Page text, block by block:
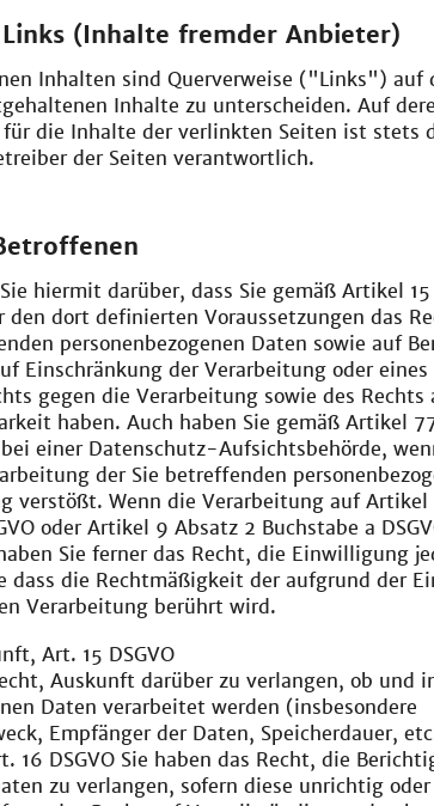
(Inhalte fremder Anbieter)
Inhalten sind Querverweise ("Links") auf
Inhalte zu unterscheiden. Auf
für die Inhalte der verlinkten Seiten ist stets
der Seiten verantwortlich.
hiermit darüber, dass Sie gemäß Artikel 15
den dort definierten Voraussetzungen das
personenbezogenen Daten sowie auf
Einschränkung der Verarbeitung oder eines
gegen die Verarbeitung sowie des Rechts
haben. Auch haben Sie gemäß Artikel
einer Datenschutz-Aufsichtsbehörde,
der Sie betreffenden
verstößt. Wenn die Verarbeitung auf Artikel
oder Artikel 9 Absatz 2 Buchstabe a
Sie ferner das Recht, die Einwilligung
dass die Rechtmäßigkeit der aufgrund der
Verarbeitung berührt wird.
Art. 15 DSGVO
Auskunft darüber zu verlangen, ob und
Daten verarbeitet werden (insbesondere
Empfänger der Daten, Speicherdauer,
16 DSGVO Sie haben das Recht, die
zu verlangen, sofern diese unrichtig